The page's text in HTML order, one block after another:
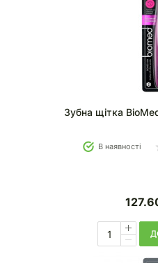
Зубна щітка
В наявності